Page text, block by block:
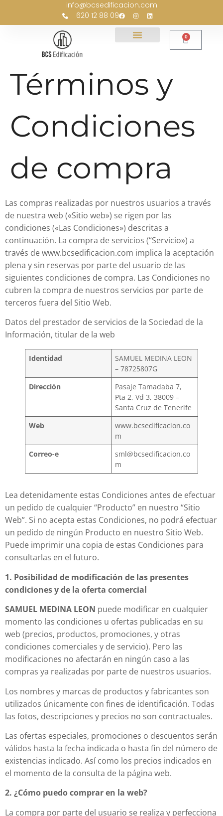
info@bcsedificacion.com
620 12 88 09
0
Términos y
Condiciones
de compra
Las compras realizadas por nuestros usuarios a través
de nuestra web («Sitio web») se rigen por las
condiciones («Las Condiciones») descritas a
continuación. La compra de servicios (“Servicio») a
través de www.bcsedificacion.com implica la aceptación
plena y sin reservas por parte del usuario de las
siguientes condiciones de compra. Las Condiciones no
cubren la compra de nuestros servicios por parte de
terceros fuera del Sitio Web.
Datos del prestador de servicios de la Sociedad de la
Información, titular de la web
Identidad
SAMUEL MEDINA LEON
– 78725807G
Dirección
Pasaje Tamadaba 7,
Pta 2, Vd 3, 38009 –
Santa Cruz de Tenerife
Web
www.bcsedificacion.co
m
Correo-e
sml@bcsedificacion.co
m
Lea detenidamente estas Condiciones antes de efectuar
un pedido de cualquier “Producto” en nuestro “Sitio
Web”. Si no acepta estas Condiciones, no podrá efectuar
un pedido de ningún Producto en nuestro Sitio Web.
Puede imprimir una copia de estas Condiciones para
consultarlas en el futuro.
1. Posibilidad de modificación de las presentes
condiciones y de la oferta comercial
SAMUEL MEDINA LEON puede modificar en cualquier
momento las condiciones u ofertas publicadas en su
web (precios, productos, promociones, y otras
condiciones comerciales y de servicio). Pero las
modificaciones no afectarán en ningún caso a las
compras ya realizadas por parte de nuestros usuarios.
Los nombres y marcas de productos y fabricantes son
utilizados únicamente con fines de identificación. Todas
las fotos, descripciones y precios no son contractuales.
Las ofertas especiales, promociones o descuentos serán
válidos hasta la fecha indicada o hasta fin del número de
existencias indicado. Así como los precios indicados en
el momento de la consulta de la página web.
2. ¿Cómo puedo comprar en la web?
La compra por parte del usuario se realiza y perfecciona